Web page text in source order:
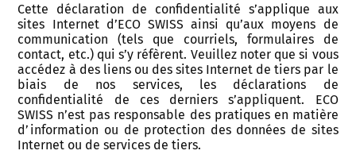
Cette déclaration de confidentialité s’applique aux
sites Internet d’ECO SWISS ainsi qu’aux moyens de
communication (tels que courriels, formulaires de
contact, etc.) qui s’y réfèrent. Veuillez noter que si vous
accédez à des liens ou des sites Internet de tiers par le
biais de nos services, les déclarations de
confidentialité de ces derniers s’appliquent. ECO
SWISS n’est pas responsable des pratiques en matière
d’information ou de protection des données de sites
Internet ou de services de tiers.